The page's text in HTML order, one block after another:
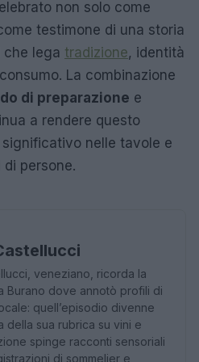
non solo come
testimone di una storia
che lega tradizione, identità
La combinazione
di preparazione e
a rendere questo
nelle tavole e
persone.
veneziano, ricorda la
Burano dove annotò profili di
quell’episodio divenne
della sua rubrica su vini e
spinge racconti sensoriali
di sommelier e